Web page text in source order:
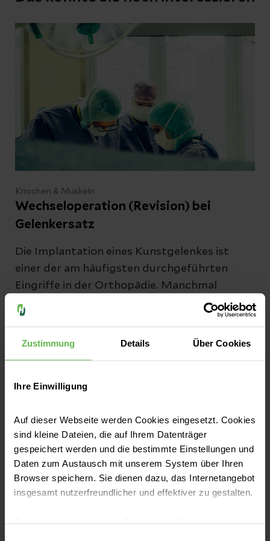
Zustimmung Details Über Cookies
Ihre Einwilligung
Auf dieser Webseite werden Cookies eingesetzt. Cookies
sind kleine Dateien, die auf Ihrem Datenträger
gespeichert werden und die bestimmte Einstellungen und
Daten zum Austausch mit unserem System über Ihren
Browser speichern. Sie dienen dazu, das Internetangebot
insgesamt nutzerfreundlicher und effektiver zu gestalten.
Möchten Sie einen Termin vereinbaren?
Schreiben Sie uns
Kontakt
Datenschutzerklärung zur Kenntnis genommen
Knochen & Muskeln
Wechseloperation (Revision) bei
Gelenkersatz
Die Implantation eines Kunstgelenkes ist
einer der am häufigsten durchgeführten
Eingriffe in der Orthopädie. Manchmal
können jedoch nach einiger Zeit erneut
Beschwerden auftreten, die einen Wechsel
des Kunstgelenks erforderlich machen.
Gelenken.
Jetzt lesen